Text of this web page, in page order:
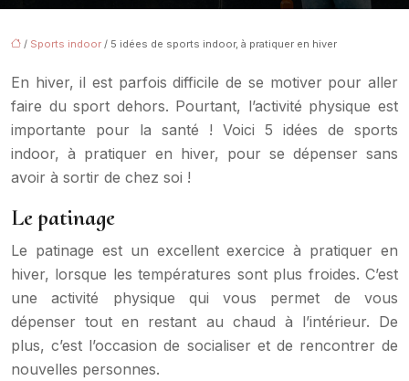
/ Sports indoor / 5 idées de sports indoor, à pratiquer en hiver
En hiver, il est parfois difficile de se motiver pour aller
faire du sport dehors. Pourtant, l’activité physique est
importante pour la santé ! Voici 5 idées de sports
indoor, à pratiquer en hiver, pour se dépenser sans
avoir à sortir de chez soi !
Le patinage
Le patinage est un excellent exercice à pratiquer en
hiver, lorsque les températures sont plus froides. C’est
une activité physique qui vous permet de vous
dépenser tout en restant au chaud à l’intérieur. De
plus, c’est l’occasion de socialiser et de rencontrer de
nouvelles personnes.